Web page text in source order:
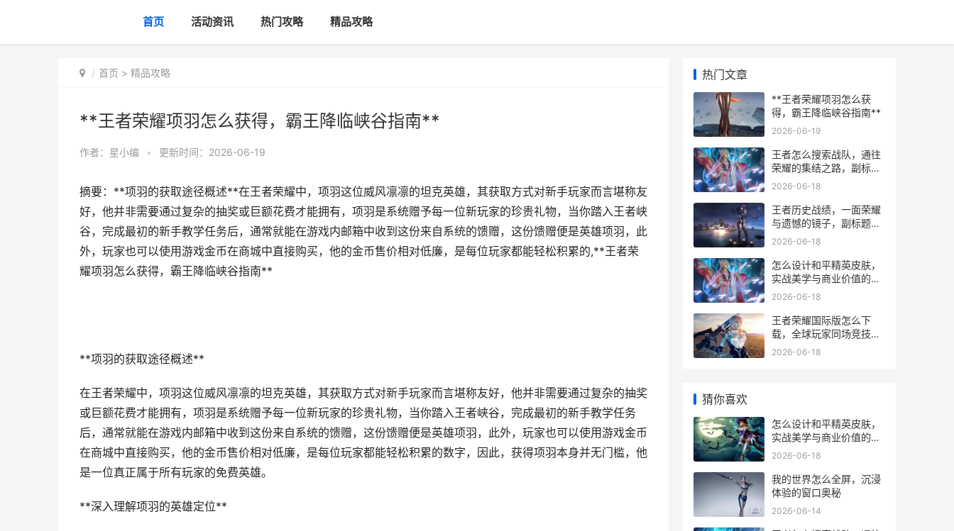
首页 活动资讯 热门攻略 精品攻略
首页 > 精品攻略
**王者荣耀项羽怎么获得，霸王降临峡谷指南**
作者： 星小编 • 更新时间：2026-06-19
摘要：**项羽的获取途径概述**在王者荣耀中，项羽这位威风凛凛的坦克英雄，其获取方式对新手玩家而言堪称友
好，他并非需要通过复杂的抽奖或巨额花费才能拥有，项羽是系统赠予每一位新玩家的珍贵礼物，当你踏入王者峡
谷，完成最初的新手教学任务后，通常就能在游戏内邮箱中收到这份来自系统的馈赠，这份馈赠便是英雄项羽，此
外，玩家也可以使用游戏金币在商城中直接购买，他的金币售价相对低廉，是每位玩家都能轻松积累的,**王者荣
耀项羽怎么获得，霸王降临峡谷指南**
**项羽的获取途径概述**
在王者荣耀中，项羽这位威风凛凛的坦克英雄，其获取方式对新手玩家而言堪称友好，他并非需要通过复杂的抽奖
或巨额花费才能拥有，项羽是系统赠予每一位新玩家的珍贵礼物，当你踏入王者峡谷，完成最初的新手教学任务
后，通常就能在游戏内邮箱中收到这份来自系统的馈赠，这份馈赠便是英雄项羽，此外，玩家也可以使用游戏金币
在商城中直接购买，他的金币售价相对低廉，是每位玩家都能轻松积累的数字，因此，获得项羽本身并无门槛，他
是一位真正属于所有玩家的免费英雄。
**深入理解项羽的英雄定位**
热门文章
**王者荣耀项羽怎么获
得，霸王降临峡谷指南**
2026-06-19
王者怎么搜索战队，通往
荣耀的集结之路，副标
题，资深玩家教你精准定
2026-06-18
王者历史战绩，一面荣耀
与遗憾的镜子，副标题，
数据尘埃中照见自我
2026-06-18
怎么设计和平精英皮肤，
实战美学与商业价值的融
合，副标题，从玩家视角
2026-06-18
王者荣耀国际版怎么下
载，全球玩家同场竞技指
南
2026-06-18
猜你喜欢
怎么设计和平精英皮肤，
实战美学与商业价值的融
合，副标题，从玩家视角
2026-06-18
我的世界怎么全屏，沉浸
体验的窗口奥秘
2026-06-14